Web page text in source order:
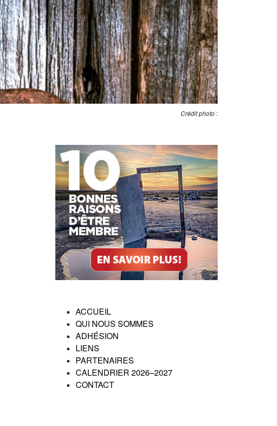
Crédit photo :
ACCUEIL
QUI NOUS SOMMES
ADHÉSION
LIENS
PARTENAIRES
CALENDRIER 2026–2027
CONTACT